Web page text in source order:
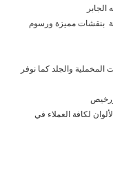
بنقشات مميزة ورسوم
والجلد كما نوفر
لكافة العملاء في